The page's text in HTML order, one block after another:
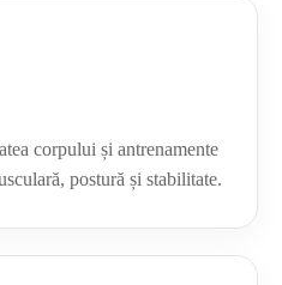
corpului și antrenamente
postură și stabilitate.